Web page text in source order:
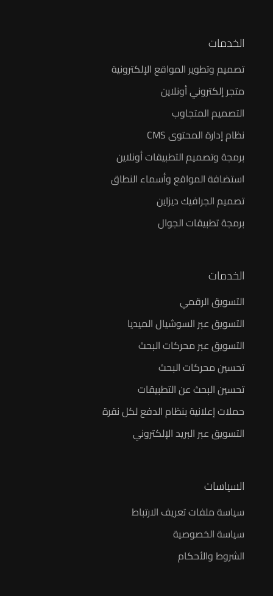
الخدمات
تصميم وتطوير المواقع الإلكترونية
متجر إلكتروني أونلاين
التصميم المتجاوب
نظام إدارة المحتوى CMS
برمجة وتصميم التطبيقات أونلاين
استضافة المواقع وأسماء النطاق
تصميم الجرافيك ديزاين
برمجة تطبيقات الجوال
الخدمات
التسويق الرقمي
التسويق عبر السوشيال الميديا
التسويق عبر محركات البحث
تحسين محركات البحث
تحسين البحث عن التطبيقات
حملات إعلانية بنظام الدفع لكل نقرة
التسويق عبر البريد الإلكتروني
السياسات
سياسة ملفات تعريف الارتباط
سياسة الخصوصية
الشروط والأحكام